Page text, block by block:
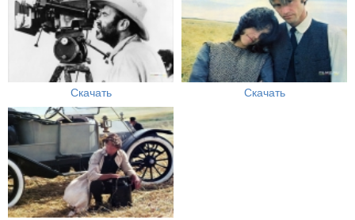
Скачать Скачать